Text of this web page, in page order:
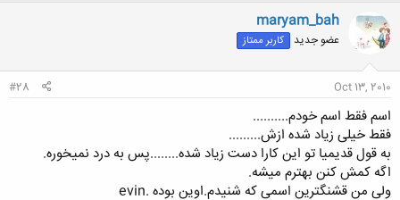
maryam_bah
عضو جدید کاربر ممتاز
Oct 13, 2010
#28
اسم فقط اسم خودم..........
فقط خیلی زیاد شده ازش.........
به قول قدیمیا تو این کارا دست زیاد شده........پس به درد نمیخوره.
اگه کمش کنن بهترم میشه.
ولی من قشنگترین اسمی که شنیدم.اوین بوده .evin